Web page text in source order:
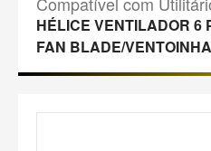
HÉLICE VENTILADOR 6
FAN BLADE/